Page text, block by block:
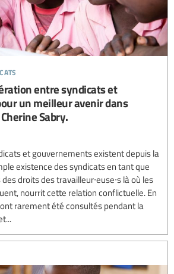
entre syndicats et
un meilleur avenir dans
Sabry.
et gouvernements existent depuis la
existence des syndicats en tant que
droits des travailleur∙euse∙s là où les
nourrit cette relation conflictuelle. En
rarement été consultés pendant la